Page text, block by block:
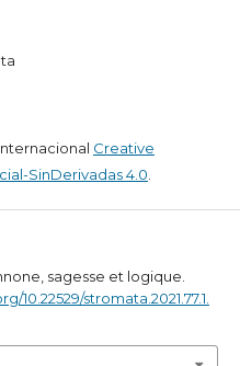
Creative
SinDerivadas 4.0
sagesse et logique.
10.22529/stromata.2021.77.1.